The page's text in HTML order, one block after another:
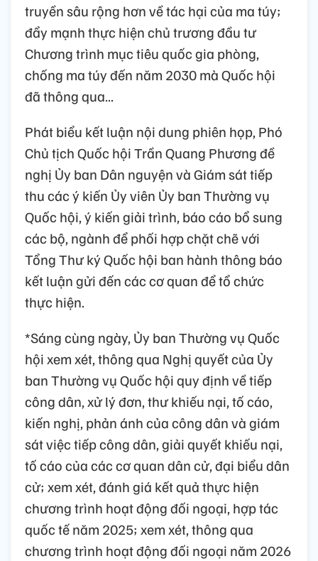
truyền sâu rộng hơn về tác hại của ma túy;
đẩy mạnh thực hiện chủ trương đầu tư
Chương trình mục tiêu quốc gia phòng,
chống ma túy đến năm 2030 mà Quốc hội
đã thông qua...
Phát biểu kết luận nội dung phiên họp, Phó
Chủ tịch Quốc hội Trần Quang Phương đề
nghị Ủy ban Dân nguyện và Giám sát tiếp
thu các ý kiến Ủy viên Ủy ban Thường vụ
Quốc hội, ý kiến giải trình, báo cáo bổ sung
các bộ, ngành để phối hợp chặt chẽ với
Tổng Thư ký Quốc hội ban hành thông báo
kết luận gửi đến các cơ quan để tổ chức
thực hiện.
*Sáng cùng ngày, Ủy ban Thường vụ Quốc
hội xem xét, thông qua Nghị quyết của Ủy
ban Thường vụ Quốc hội quy định về tiếp
công dân, xử lý đơn, thư khiếu nại, tố cáo,
kiến nghị, phản ánh của công dân và giám
sát việc tiếp công dân, giải quyết khiếu nại,
tố cáo của các cơ quan dân cử, đại biểu dân
cử; xem xét, đánh giá kết quả thực hiện
chương trình hoạt động đối ngoại, hợp tác
quốc tế năm 2025; xem xét, thông qua
chương trình hoạt động đối ngoại năm 2026